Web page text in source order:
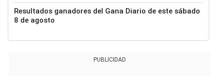
Resultados ganadores del Gana Diario de este sábado
8 de agosto
PUBLICIDAD